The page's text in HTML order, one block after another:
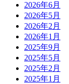
2026年6月
2026年5月
2026年2月
2026年1月
2025年9月
2025年5月
2025年2月
2025年1月